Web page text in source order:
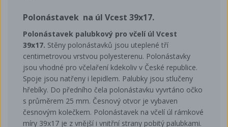
Polonástavek na úl Vcest 39x17.
Polonástavek palubkový pro včelí úl Vcest
39x17. Stěny polonástavků jsou uteplené tří
centimetrovou vrstvou polyesterenu. Polonástavky
jsou vhodné pro včelaření kdekoliv v České republice.
Spoje jsou natřeny i lepidlem. Palubky jsou stlučeny
hřebíky. Do předního čela polonástavku vyvrtáno očko
s průměrem 25 mm. Česnový otvor je vybaven
česnovým kolečkem. Polonástavek na včelí úl rámkové
míry 39x17 je z vnější i vnitřní strany pobitý palubkami.